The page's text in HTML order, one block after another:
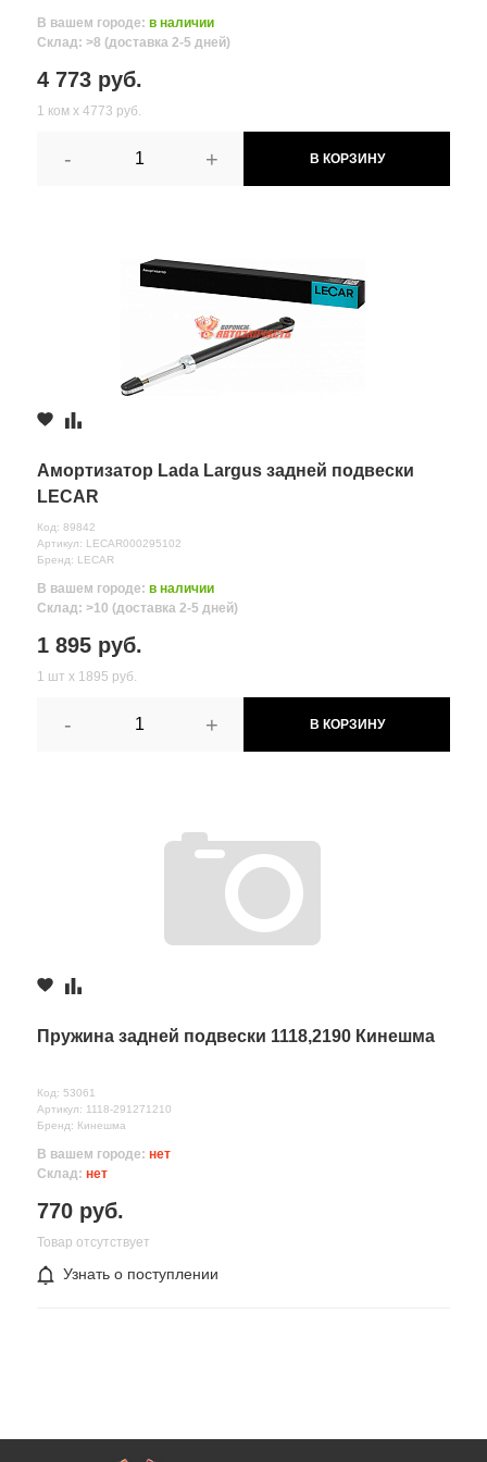
В вашем городе: в наличии
Склад: >8 (доставка 2-5 дней)
4 773 руб.
1 ком х 4773 руб.
- + В КОРЗИНУ
Амортизатор Lada Largus задней подвески
LECAR
Код: 89842
Артикул: LECAR000295102
Бренд: LECAR
В вашем городе: в наличии
Склад: >10 (доставка 2-5 дней)
1 895 руб.
1 шт х 1895 руб.
- + В КОРЗИНУ
Пружина задней подвески 1118,2190 Кинешма
Код: 53061
Артикул: 1118-291271210
Бренд: Кинешма
В вашем городе: нет
Склад: нет
770 руб.
Товар отсутствует
Узнать о поступлении